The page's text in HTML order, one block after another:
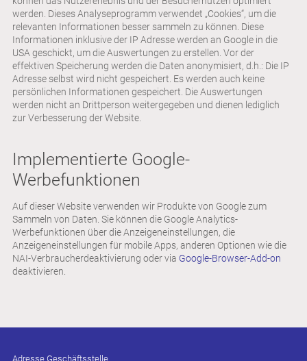
werden. Dieses Analyseprogramm verwendet „Cookies“, um die
relevanten Informationen besser sammeln zu können. Diese
Informationen inklusive der IP Adresse werden an Google in die
USA geschickt, um die Auswertungen zu erstellen. Vor der
effektiven Speicherung werden die Daten anonymisiert, d.h.: Die IP
Adresse selbst wird nicht gespeichert. Es werden auch keine
persönlichen Informationen gespeichert. Die Auswertungen
werden nicht an Drittperson weitergegeben und dienen lediglich
zur Verbesserung der Website.
Implementierte Google-
Werbefunktionen
Auf dieser Website verwenden wir Produkte von Google zum
Sammeln von Daten. Sie können die Google Analytics-
Werbefunktionen über die Anzeigeneinstellungen, die
Anzeigeneinstellungen für mobile Apps, anderen Optionen wie die
NAI-Verbraucherdeaktivierung oder via Google-Browser-Add-on
deaktivieren.
Adresse Geschäftsstelle